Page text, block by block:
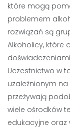
które mogą
problemem
rozwiązań są
Alkoholicy, które
Uczestnictwo w
uzależnionym
przeżywają
wiele ośrodków
edukacyjne